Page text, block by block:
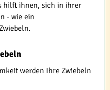
hilft ihnen, sich in ihrer
- wie ein
werden Ihre Zwiebeln